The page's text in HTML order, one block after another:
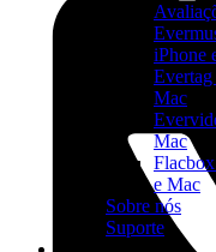
iPhone
Evertag
Mac
Mac
e Mac
Sobre nós
Suporte